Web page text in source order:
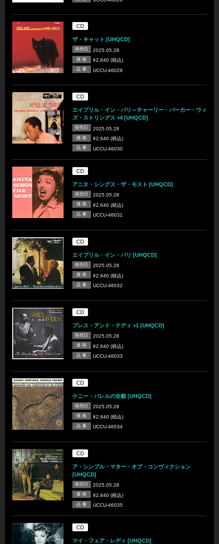
CD
ザ・キャット [UHQCD]
発売日 2025.05.28
価 格 ¥2,640 (税込)
品 番 UCCU-46029
CD
エイプリル・イン・パリ～チャーリー・パーカー・ウィ
ズ・ストリングス +4 [UHQCD]
発売日 2025.05.28
価 格 ¥2,640 (税込)
品 番 UCCU-46030
CD
アニタ・シングス・ザ・モスト [UHQCD]
発売日 2025.05.28
価 格 ¥2,640 (税込)
品 番 UCCU-46031
CD
エイプリル・イン・パリ [UHQCD]
発売日 2025.05.28
価 格 ¥2,640 (税込)
品 番 UCCU-46032
CD
プレス・アンド・テディ +1 [UHQCD]
発売日 2025.05.28
価 格 ¥2,640 (税込)
品 番 UCCU-46033
CD
ケニー・バレルの全貌 [UHQCD]
発売日 2025.05.28
価 格 ¥2,640 (税込)
品 番 UCCU-46034
CD
ア・シンプル・マター・オブ・コンヴィクション
[UHQCD]
発売日 2025.05.28
価 格 ¥2,640 (税込)
品 番 UCCU-46035
CD
マイ・フェア・レディ [UHQCD]